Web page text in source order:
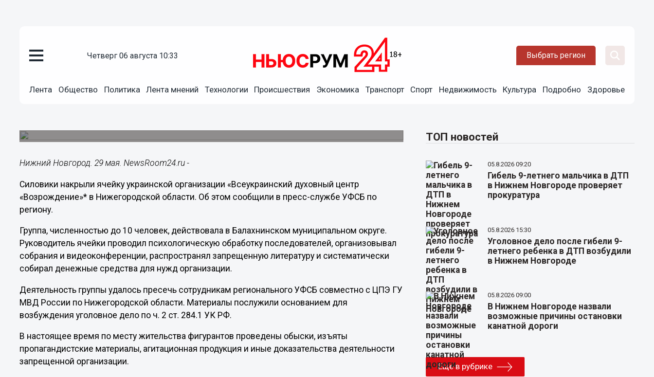
четверг 06 августа 10:33 Выбрать регион
Лента Общество Политика Лента мнений Технологии Происшествия Экономика Транспорт Спорт Недвижимость Культура Подробно Здоровье
Деятельность нежелательной организации пресекли в
Нижний Новгород. 29 мая. NewsRoom24.ru -
Силовики накрыли ячейку украинской организации «Всеукраинский духовный центр
«Возрождение»* в Нижегородской области. Об этом сообщили в пресс-службе УФСБ по
региону.
Группа, численностью до 10 человек, действовала в Балахнинском муниципальном округе.
Руководитель ячейки проводил психологическую обработку последователей, организовывал
собрания и видеоконференции, распространял запрещенную литературу и систематически
собирал денежные средства для нужд организации.
Деятельность группы удалось пресечь сотрудникам регионального УФСБ совместно с ЦПЭ ГУ
МВД России по Нижегородской области. Материалы послужили основанием для
возбуждения уголовное дело по ч. 2 ст. 284.1 УК РФ.
В настоящее время по месту жительства фигурантов проведены обыски, изъяты
пропагандистские материалы, агитационная продукция и иные доказательства деятельности
запрещенной организации.
ТОП новостей
05.8.2026 09:20
Гибель 9-летнего мальчика в ДТП
в Нижнем Новгороде проверяет
прокуратура
05.8.2026 15:30
Уголовное дело после гибели 9-
летнего ребенка в ДТП возбудили
в Нижнем Новгороде
05.8.2026 09:00
В Нижнем Новгороде назвали
возможные причины остановки
канатной дороги
Еще в рубрике